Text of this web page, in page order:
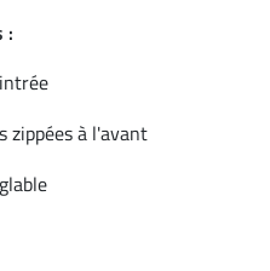
:
zippées à l'avant